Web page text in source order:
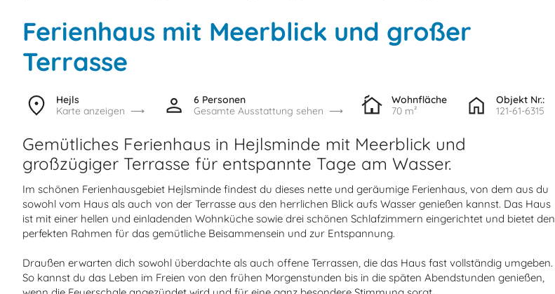
Ferienhaus mit Meerblick und großer
Terrasse
Hejls
Karte anzeigen
6 Personen
Gesamte Ausstattung sehen
Wohnfläche
70 m²
Objekt Nr.:
121-61-6315
Gemütliches Ferienhaus in Hejlsminde mit Meerblick und
großzügiger Terrasse für entspannte Tage am Wasser.
Im schönen Ferienhausgebiet Hejlsminde findest du dieses nette und geräumige Ferienhaus, von dem aus du
sowohl vom Haus als auch von der Terrasse aus den herrlichen Blick aufs Wasser genießen kannst. Das Haus
ist mit einer hellen und einladenden Wohnküche sowie drei schönen Schlafzimmern eingerichtet und bietet den
perfekten Rahmen für das gemütliche Beisammensein und zur Entspannung.
Draußen erwarten dich sowohl überdachte als auch offene Terrassen, die das Haus fast vollständig umgeben.
So kannst du das Leben im Freien von den frühen Morgenstunden bis in die späten Abendstunden genießen,